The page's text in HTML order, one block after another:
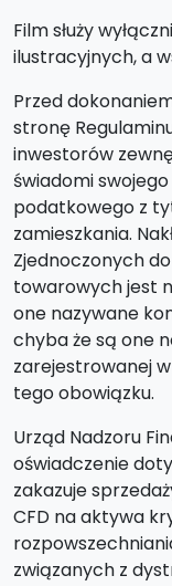
Film służy
ilustracyjnych, a
Przed
stronę
inwestorów
świadomi
podatkowego z
zamieszkania.
Zjednoczonych
towarowych jest
one nazywane
chyba że są one
zarejestrowanej
tego obowiązku.
Urząd Nadzoru
oświadczenie
zakazuje
CFD na aktywa
związanych z